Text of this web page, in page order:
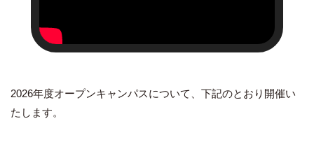
2026年度オープンキャンパスについて、下記のとおり開催い
たします。